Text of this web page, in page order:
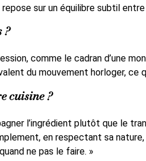
sur un équilibre subtil
?
comme le cadran d’une
du mouvement horloger, ce
cuisine ?
l’ingrédient plutôt que le
en respectant sa
ne pas le faire. »